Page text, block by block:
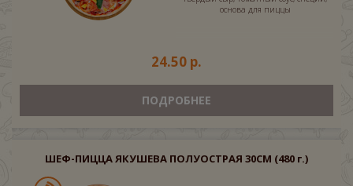
основа для пиццы
24.50 р.
ПОДРОБНЕЕ
ШЕФ-ПИЦЦА ЯКУШЕВА ПОЛУОСТРАЯ 30СМ (480 г.)